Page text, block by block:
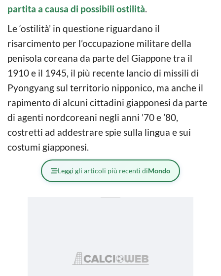
partita a causa di possibili ostilità.
Le ‘ostilità’ in questione riguardano il
risarcimento per l’occupazione militare della
penisola coreana da parte del Giappone tra il
1910 e il 1945, il più recente lancio di missili di
Pyongyang sul territorio nipponico, ma anche il
rapimento di alcuni cittadini giapponesi da parte
di agenti nordcoreani negli anni ’70 e ’80,
costretti ad addestrare spie sulla lingua e sui
costumi giapponesi.
Leggi gli articoli più recenti diMondo